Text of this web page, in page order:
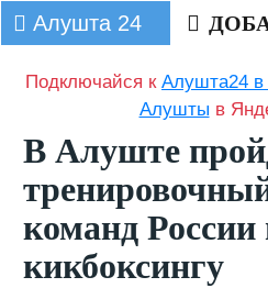
Алушта 24
Подключайся кАлушта24 в
Алушты в
В Алуште
команд России
кикбоксингу